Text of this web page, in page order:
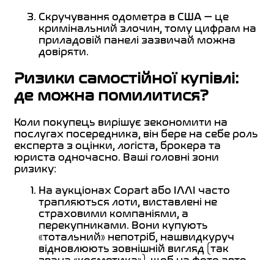
Скручування одометра в США — це
кримінальний злочин, тому цифрам на
приладовій панелі зазвичай можна
довіряти.
Ризики самостійної купівлі:
де можна помилитися?
Коли покупець вирішує зекономити на
послугах посередника, він бере на себе роль
експерта з оцінки, логіста, брокера та
юриста одночасно. Ваші головні зони
ризику:
На аукціонах Copart або IAAI часто
трапляються лоти, виставлені не
страховими компаніями, а
перекупниками. Вони купують
«тотальний» непотріб, нашвидкуруч
відновлюють зовнішній вигляд (так